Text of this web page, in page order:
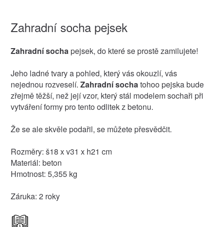
Zahradní socha pejsek
Zahradní sochapejsek, do které se prostě zamilujete!
Jeho ladné tvary a pohled, který vás okouzlí, vás
nejednou rozveselí. Zahradní sochatohoo pejska bude
zřejmě těžší, než její vzor, který stál modelem sochaři při
vytváření formy pro tento odlitek z betonu.
Že se ale skvěle podařil, se můžete přesvědčit.
Rozměry: š18 x v31 x h21 cm
Materiál: beton
Hmotnost: 5,355 kg
Záruka: 2 roky